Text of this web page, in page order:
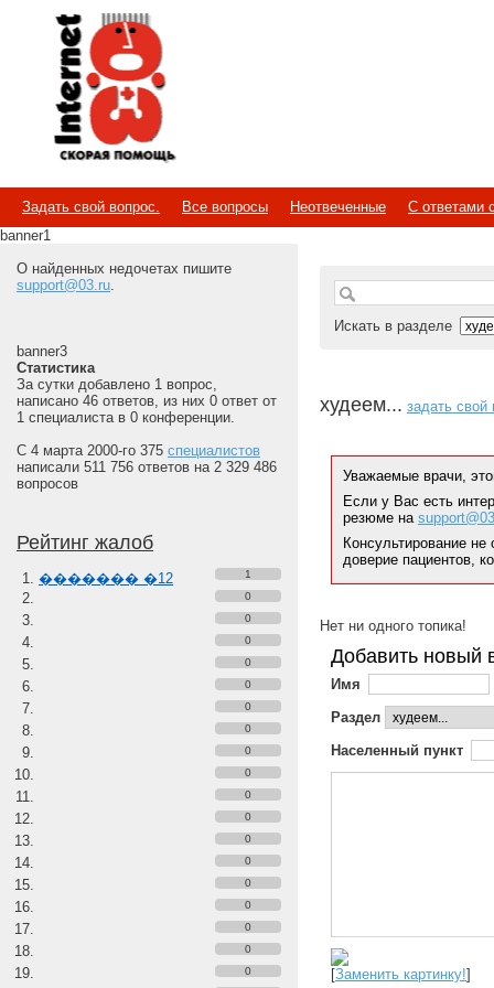
Internet
Скорая помощь
Задать свой вопрос. Все вопросы Неотвеченные
С ответами
banner1
О найденных недочетах пишите
support@03.ru.
banner3
Статистика
За сутки добавлено 1 вопрос,
написано 46 ответов, из них 0 ответ от
1 специалиста в 0 конференции.
С 4 марта 2000-го 375 специалистов
написали 511 756 ответов на 2 329 486
вопросов
Рейтинг жалоб
������� �12
1
0
0
0
0
0
0
0
0
0
0
0
0
0
0
0
0
0
0
Искать в разделе
худеем... задать свой
Уважаемые врачи,
Если у Вас есть
резюме на
Консультирование
доверие пациентов,
Нет ни одного топика!
Добавить новый
Имя
Раздел
Населенный пункт
[Заменить картинку!]